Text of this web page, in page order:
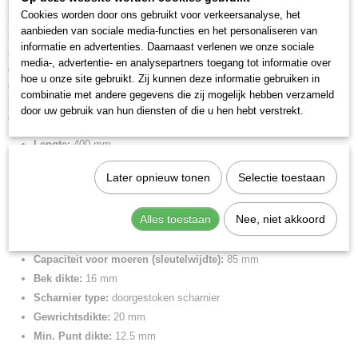
sleutelwijdtes tot de aangegeven capaciteit d.m.v. parallel staande
bekken. Gladde bekken, ook voor de voorzichtige montage van
hoogwaarde schroefverbindingen uit messing, rood gietijzer of roestvrij
staal. Geen beschadiging van de kanten bij gevoelige armaturen dankzij
de spelingsvrije drukvlakken van de bekken. De slag tussen de
grijpbekken maakt een snel aantrekken en losmaken van
schroefverbindingen mogelijk volgens het ratelprincipe. Instelling met een
druk op de knop direct op het werkstuk.
Lengte:400 mm
Tang afwerking:verchroomd
Benen/handgrepen: met kunststof bekleed
Capaciteit voor moeren (sleutelwijdte): 85 mm
Bek dikte: 16 mm
Scharnier type: doorgestoken scharnier
Gewrichtsdikte: 20 mm
Min. Punt dikte: 12.5 mm
Cookies worden door ons gebruikt voor verkeersanalyse, het
aanbieden van sociale media-functies en het personaliseren van
informatie en advertenties. Daarnaast verlenen we onze sociale
media-, advertentie- en analysepartners toegang tot informatie over
hoe u onze site gebruikt. Zij kunnen deze informatie gebruiken in
combinatie met andere gegevens die zij mogelijk hebben verzameld
door uw gebruik van hun diensten of die u hen hebt verstrekt.
Later opnieuw tonen Selectie toestaan
Alles toestaan Nee, niet akkoord